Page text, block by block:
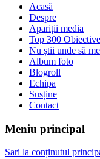
Acasă
Despre
Apariții media
Top 300
Nu știi unde să
Album foto
Blogroll
Echipa
Susține
Contact
Meniu principal
Sari la conținutul